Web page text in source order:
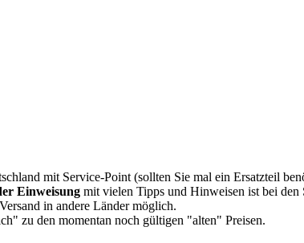
mit Service-Point (sollten Sie mal ein Ersatzteil
Einweisung mit vielen Tipps und Hinweisen ist bei den
in andere Länder möglich.
zu den momentan noch gültigen "alten" Preisen.